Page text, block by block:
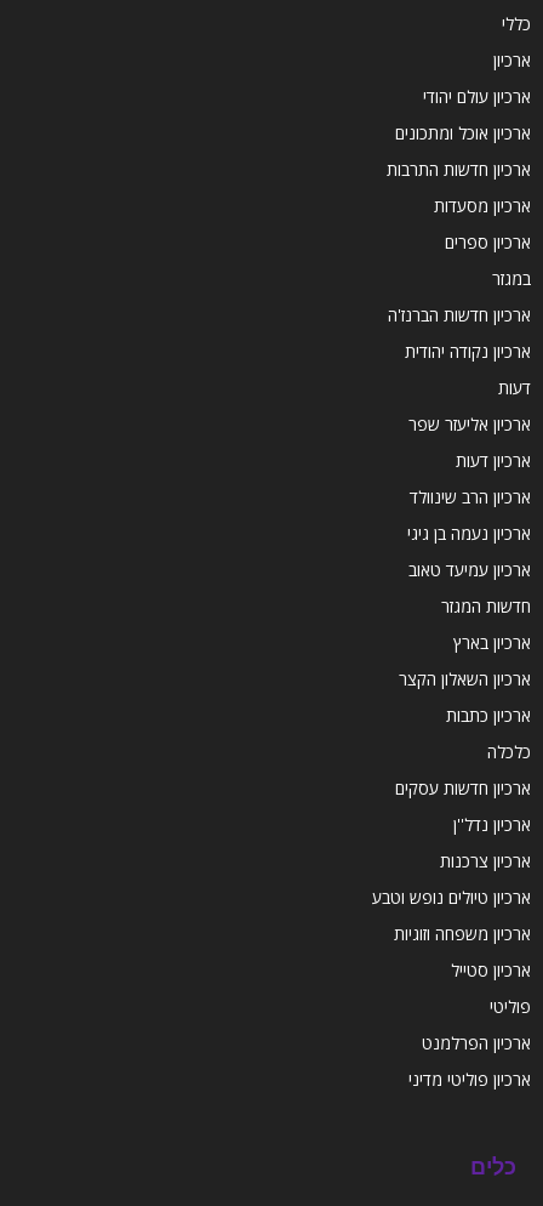
כללי
ארכיון
ארכיון עולם יהודי
ארכיון אוכל ומתכונים
ארכיון חדשות התרבות
ארכיון מסעדות
ארכיון ספרים
במגזר
ארכיון חדשות הברנז'ה
ארכיון נקודה יהודית
דעות
ארכיון אליעזר שפר
ארכיון דעות
ארכיון הרב שינוולד
ארכיון נעמה בן גיגי
ארכיון עמיעד טאוב
חדשות המגזר
ארכיון בארץ
ארכיון השאלון הקצר
ארכיון כתבות
כלכלה
ארכיון חדשות עסקים
ארכיון נדל''ן
ארכיון צרכנות
ארכיון טיולים נופש וטבע
ארכיון משפחה וזוגיות
ארכיון סטייל
פוליטי
ארכיון הפרלמנט
ארכיון פוליטי מדיני
כלים